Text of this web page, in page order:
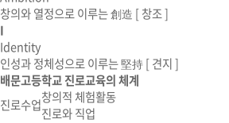
창의와 열정으로 이루는 創造 [ 창조 ]
I
Identity
인성과 정체성으로 이루는 堅持[ 견지 ]
배문고등학교 진로교육의 체계
진로수업창의적 체험활동
진로와 직업